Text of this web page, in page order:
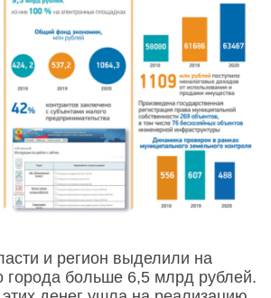
и регион выделили на
города больше 6,5 млрд рублей.